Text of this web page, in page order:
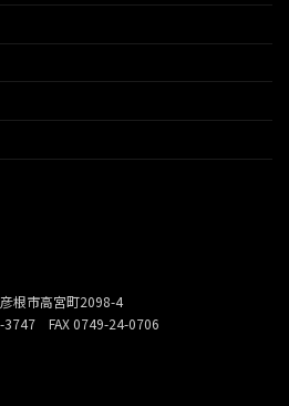
根市高宮町2098-4
3747 FAX 0749-24-0706